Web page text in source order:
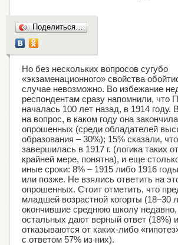
Но без нескольких вопросов сугубо
«экзаменационного» свойства
случае невозможно. Во избежание
респондентам сразу напомнили, что
началась 100 лет назад, в 1914 году.
на вопрос, в каком году она
опрошенных (среди обладателей
образования – 30%); 15% сказали,
завершилась в 1917 г. (логика таких
крайней мере, понятна), и еще
иные сроки: 8% – 1915 либо 1916
или позже. Не взялись ответить на
опрошенных. Стоит отметить, что
младшей возрастной когорты (18–30
окончившие среднюю школу недавно,
остальных дают верный ответ (18%)
отказываются от каких-либо
с ответом 57% из них).
Поделиться…